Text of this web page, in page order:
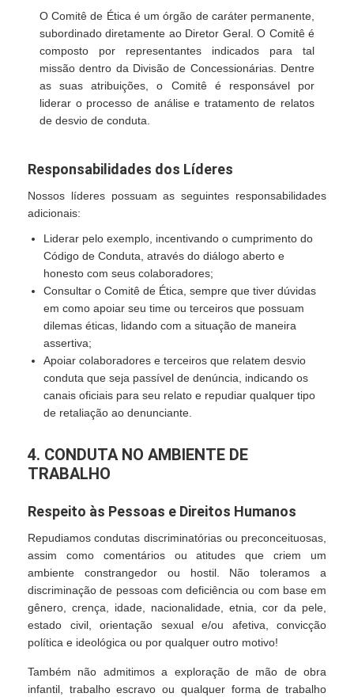
O Comitê de Ética é um órgão de caráter permanente,
subordinado diretamente ao Diretor Geral. O Comitê é
composto por representantes indicados para tal
missão dentro da Divisão de Concessionárias. Dentre
as suas atribuições, o Comitê é responsável por
liderar o processo de análise e tratamento de relatos
de desvio de conduta.
Responsabilidades dos Líderes
Nossos líderes possuam as seguintes responsabilidades
adicionais:
Liderar pelo exemplo, incentivando o cumprimento do
Código de Conduta, através do diálogo aberto e
honesto com seus colaboradores;
Consultar o Comitê de Ética, sempre que tiver dúvidas
em como apoiar seu time ou terceiros que possuam
dilemas éticas, lidando com a situação de maneira
assertiva;
Apoiar colaboradores e terceiros que relatem desvio
conduta que seja passível de denúncia, indicando os
canais oficiais para seu relato e repudiar qualquer tipo
de retaliação ao denunciante.
4. CONDUTA NO AMBIENTE DE
TRABALHO
Respeito às Pessoas e Direitos Humanos
Repudiamos condutas discriminatórias ou preconceituosas,
assim como comentários ou atitudes que criem um
ambiente constrangedor ou hostil. Não toleramos a
discriminação de pessoas com deficiência ou com base em
gênero, crença, idade, nacionalidade, etnia, cor da pele,
estado civil, orientação sexual e/ou afetiva, convicção
política e ideológica ou por qualquer outro motivo!
Também não admitimos a exploração de mão de obra
infantil, trabalho escravo ou qualquer forma de trabalho